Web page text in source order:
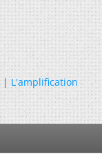
|L'amplification